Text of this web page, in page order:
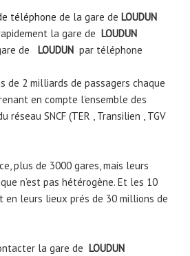
téléphone de la gare de LOUDUN
la gare de LOUDUN
de
LOUDUN par téléphone
de 2 milliards de passagers chaque
en compte l’ensemble des
réseau SNCF (TER , Transilien , TGV
plus de 3000 gares, mais leurs
n’est pas hétérogène. Et les 10
en leurs lieux prés de 30 millions de
la gare de LOUDUN